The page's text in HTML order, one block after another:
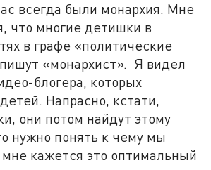
всегда были монархия. Мне
что многие детишки в
в графе «политические
«монархист». Я видел
блогера, которых
Напрасно, кстати,
они потом найдут этому
нужно понять к чему мы
кажется это оптимальный